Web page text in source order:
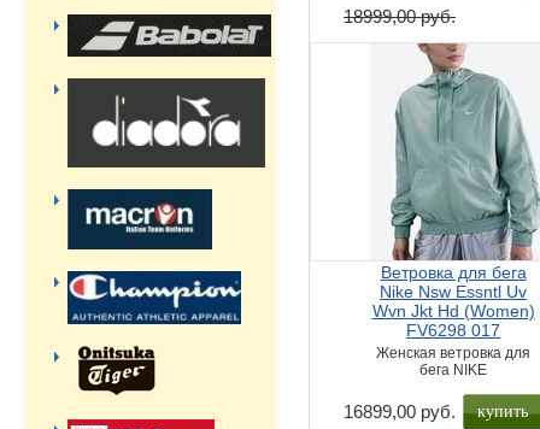
18999,00 руб.
Ветровка для бега
Nike Nsw Essntl Uv
Wvn Jkt Hd (Women)
FV6298 017
Женская ветровка для
бега NIKE
16899,00 руб. купить